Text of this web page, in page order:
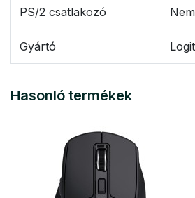
PS/2 csatlakozó Nem
Gyártó
Hasonló termékek